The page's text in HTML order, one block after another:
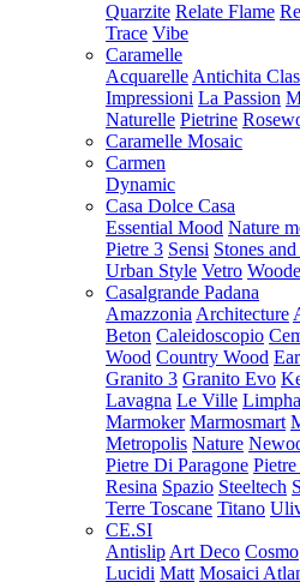
Quarzite Relate Flame
Trace Vibe
Caramelle
Acquarelle Antichita
Impressioni La Passion
Naturelle Pietrine
Caramelle Mosaic
Carmen
Dynamic
Casa Dolce Casa
Essential Mood Nature
Pietre 3 Sensi Stones
Urban Style Vetro
Casalgrande Padana
Amazzonia Architecture
Beton Caleidoscopio
Wood Country Wood
Granito 3 Granito Evo
Lavagna Le Ville Limpha
Marmoker Marmosmart
Metropolis Nature
Pietre Di Paragone
Resina Spazio Steeltech
Terre Toscane Titano
CE.SI
Antislip Art Deco Cosmo
Lucidi Matt Mosaici